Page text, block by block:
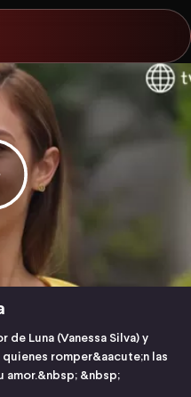
de Luna (Vanessa Silva) y
romper&aacute;n las
amor.&nbsp; &nbsp;